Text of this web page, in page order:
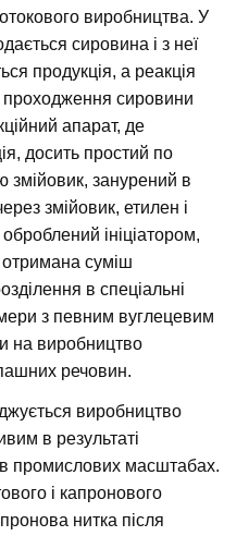
виробництва. У
сировина і з неї
продукція, а реакція
проходження сировини
апарат, де
досить простий по
змійовик, занурений в
змійовик, етилен і
ініціатором,
отримана суміш
в спеціальні
з певним вуглецевим
на виробництво
речовин.
виробництво
в результаті
в промислових масштабах.
і капронового
нитка після